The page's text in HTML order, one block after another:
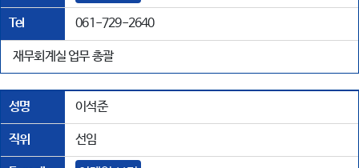
Tel 061-729-2640
재무회계실 업무 총괄
성명 이석준
직위 선임